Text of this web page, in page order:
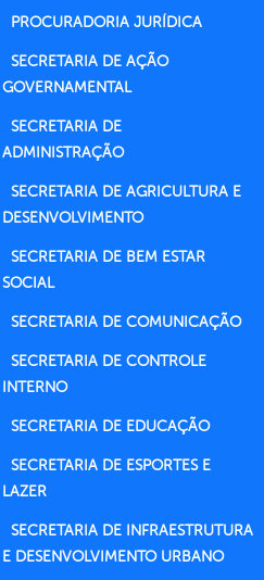
PROCURADORIA JURÍDICA
SECRETARIA DE AÇÃO
GOVERNAMENTAL
SECRETARIA DE
ADMINISTRAÇÃO
SECRETARIA DE AGRICULTURA E
DESENVOLVIMENTO
SECRETARIA DE BEM ESTAR
SOCIAL
SECRETARIA DE COMUNICAÇÃO
SECRETARIA DE CONTROLE
INTERNO
SECRETARIA DE EDUCAÇÃO
SECRETARIA DE ESPORTES E
LAZER
SECRETARIA DE INFRAESTRUTURA
E DESENVOLVIMENTO URBANO